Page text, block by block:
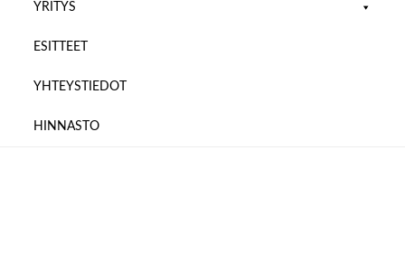
YRITYS
ESITTEET
YHTEYSTIEDOT
HINNASTO